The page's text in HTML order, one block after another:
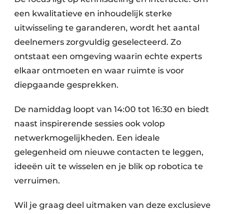
een kwalitatieve en inhoudelijk sterke
uitwisseling te garanderen, wordt het aantal
deelnemers zorgvuldig geselecteerd. Zo
ontstaat een omgeving waarin echte experts
elkaar ontmoeten en waar ruimte is voor
diepgaande gesprekken.
De namiddag loopt van 14:00 tot 16:30 en biedt
naast inspirerende sessies ook volop
netwerkmogelijkheden. Een ideale
gelegenheid om nieuwe contacten te leggen,
ideeën uit te wisselen en je blik op robotica te
verruimen.
Wil je graag deel uitmaken van deze exclusieve